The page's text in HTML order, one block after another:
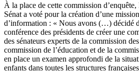
À la place de cette commission
Sénat a voté pour la création d’une
d’information : « Nous avons (…) décidé
conférence des présidents de créer une
des sénateurs experts de la commission
commission de l’éducation et de la
en place un examen approfondi de la
enfants dans toutes les structures